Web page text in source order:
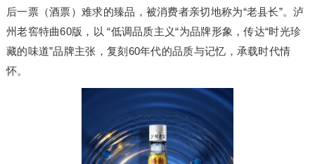
后一票（酒票）难求的臻品，被消费者亲切地称为“老县长”。泸
州老窖特曲60版，以 “低调品质主义“为品牌形象，传达“时光珍
藏的味道”品牌主张，复刻60年代的品质与记忆，承载时代情
怀。